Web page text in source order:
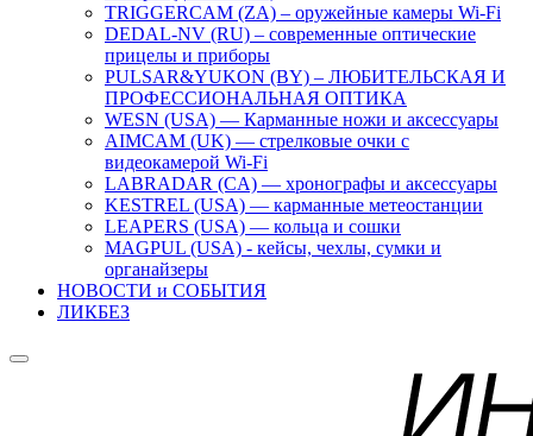
TRIGGERCAM (ZA) – оружейные камеры Wi-Fi
DEDAL-NV (RU) – современные оптические
прицелы и приборы
PULSAR&YUKON (BY) – ЛЮБИТЕЛЬСКАЯ И
ПРОФЕССИОНАЛЬНАЯ ОПТИКА
WESN (USA) — Карманные ножи и аксессуары
AIMCAM (UK) — стрелковые очки с
видеокамерой Wi-Fi
LABRADAR (CA) — хронографы и аксессуары
KESTREL (USA) — карманные метеостанции
LEAPERS (USA) — кольца и сошки
MAGPUL (USA) - кейсы, чехлы, сумки и
органайзеры
НОВОСТИ и СОБЫТИЯ
ЛИКБЕЗ